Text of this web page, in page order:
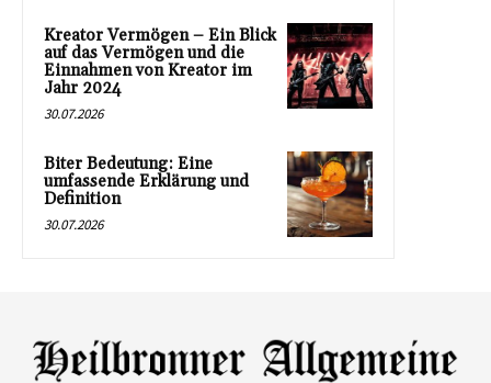
Kreator Vermögen – Ein Blick
auf das Vermögen und die
Einnahmen von Kreator im
Jahr 2024
30.07.2026
Biter Bedeutung: Eine
umfassende Erklärung und
Definition
30.07.2026